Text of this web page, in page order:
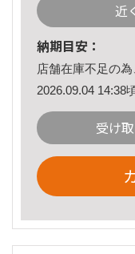
近
納期目安：
店舗在庫不足の
2026.09.04 14:38
受け